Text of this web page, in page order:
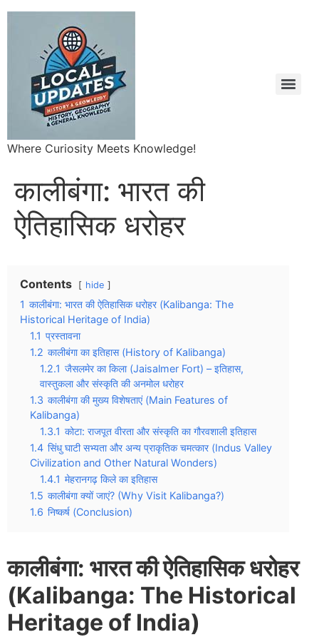
Where Curiosity Meets Knowledge!
कालीबंगा: भारत की
ऐतिहासिक धरोहर
Contents hide
1 कालीबंगा: भारत की ऐतिहासिक धरोहर (Kalibanga: The
Historical Heritage of India)
1.1 प्रस्तावना
1.2 कालीबंगा का इतिहास (History of Kalibanga)
1.2.1 जैसलमेर का किला (Jaisalmer Fort) – इतिहास,
वास्तुकला और संस्कृति की अनमोल धरोहर
1.3 कालीबंगा की मुख्य विशेषताएं (Main Features of
Kalibanga)
1.3.1 कोटा: राजपूत वीरता और संस्कृति का गौरवशाली इतिहास
1.4 सिंधु घाटी सभ्यता और अन्य प्राकृतिक चमत्कार (Indus Valley
Civilization and Other Natural Wonders)
1.4.1 मेहरानगढ़ किले का इतिहास
1.5 कालीबंगा क्यों जाएं? (Why Visit Kalibanga?)
1.6 निष्कर्ष (Conclusion)
कालीबंगा: भारत की ऐतिहासिक धरोहर
(Kalibanga: The Historical
Heritage of India)